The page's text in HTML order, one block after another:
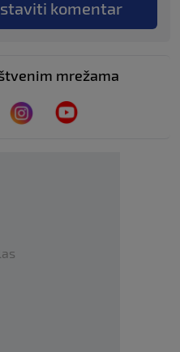
komentar
mrežama